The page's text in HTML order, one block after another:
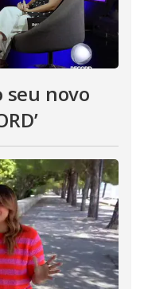
seu novo